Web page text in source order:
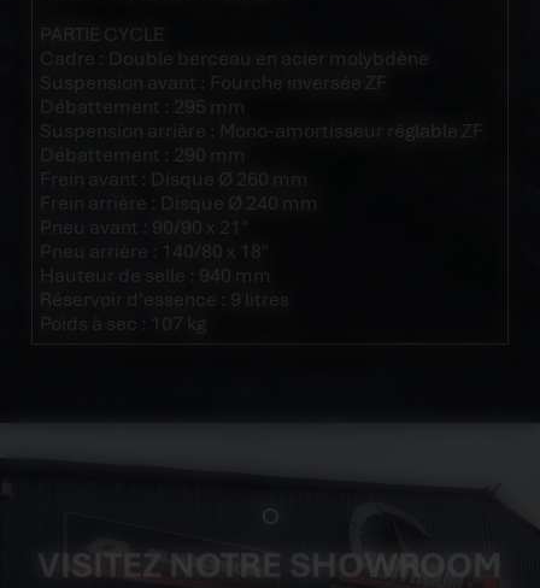
PARTIE CYCLE
Cadre : Double berceau en acier molybdène
Suspension avant : Fourche inversée ZF
Débattement : 295 mm
Suspension arrière : Mono-amortisseur réglable ZF
Débattement : 290 mm
Frein avant : Disque Ø 260 mm
Frein arrière : Disque Ø 240 mm
Pneu arrière : 140/80 x 18"
Hauteur de selle : 940 mm
Réservoir d'essence : 9 litres
Poids à sec : 107 kg
VISITEZ NOTRE SHOWROOM